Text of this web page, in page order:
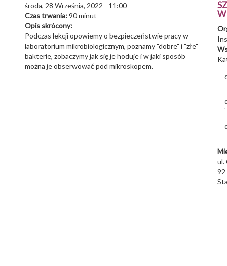
środa, 28 Września, 2022 - 11:00
Czas trwania:90 minut
Opis skrócony:
Podczas lekcji opowiemy o bezpieczeństwie pracy w
laboratorium mikrobiologicznym, poznamy "dobre" i "złe"
bakterie, zobaczymy jak się je hoduje i w jaki sposób
można je obserwować pod mikroskopem.
ul.